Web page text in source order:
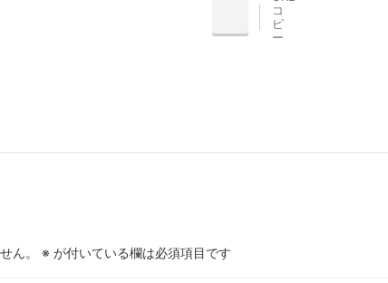
コ
ピ
ー
ん。 ※ が付いている欄は必須項目です